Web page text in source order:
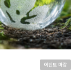
이벤트 마감